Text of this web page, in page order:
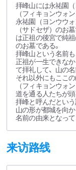
拝峰山には永祐園
（フィキョンウォ
永祐園（ヨンウウ
（サドセザ）のお
は正祖の後宮で純
のお墓である。
拝峰山という名前
正祖が一生できな
て拝礼して、山の名
それ以外にもここ
（フィキョンウォ
道を通る人たちが
拝峰と呼んだという
山の形が都城を向
名前の由来となって
来访路线